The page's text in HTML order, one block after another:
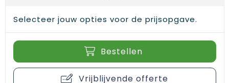
Selecteer jouw opties voor de prijsopgave.
Bestellen
Vrijblijvende offerte